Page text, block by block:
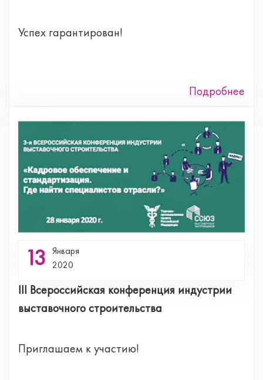
Успех гарантирован!
Подробнее
13 Января
2020
III Всероссийская конференция индустрии
выставочного строительства
Приглашаем к участию!